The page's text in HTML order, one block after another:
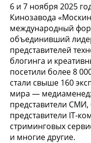
6 и 7 ноября 2025
Кинозавода
международный
объединивший
представителей
блогинга и
посетили более 8
стали свыше 160
мира —
представители
представители IT-
стриминговых
и многие другие.